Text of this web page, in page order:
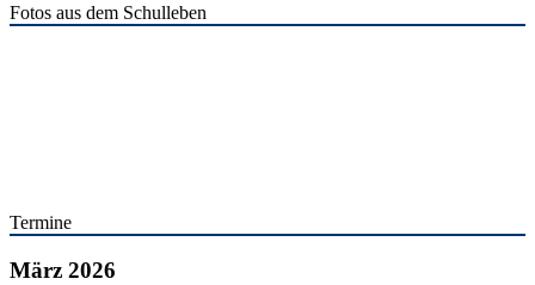
Fotos aus dem Schulleben
Termine
März 2026